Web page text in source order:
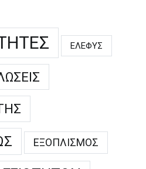
ΕΛΕΦΥΣ
ΕΞΟΠΛΙΣΜΌΣ